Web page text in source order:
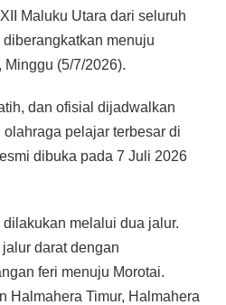
Maluku Utara dari seluruh
menuju
(5/7/2026).
dan ofisial dijadwalkan
pelajar terbesar di
dibuka pada 7 Juli 2026
melalui dua jalur.
darat dengan
feri menuju Morotai.
Halmahera Timur, Halmahera